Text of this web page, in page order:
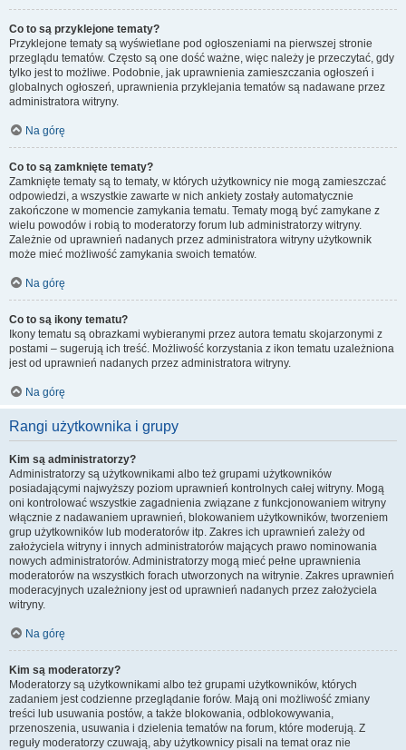
Co to są przyklejone tematy?
Przyklejone tematy są wyświetlane pod ogłoszeniami na pierwszej stronie
przeglądu tematów. Często są one dość ważne, więc należy je przeczytać, gdy
tylko jest to możliwe. Podobnie, jak uprawnienia zamieszczania ogłoszeń i
globalnych ogłoszeń, uprawnienia przyklejania tematów są nadawane przez
administratora witryny.
Na górę
Co to są zamknięte tematy?
Zamknięte tematy są to tematy, w których użytkownicy nie mogą zamieszczać
odpowiedzi, a wszystkie zawarte w nich ankiety zostały automatycznie
zakończone w momencie zamykania tematu. Tematy mogą być zamykane z
wielu powodów i robią to moderatorzy forum lub administratorzy witryny.
Zależnie od uprawnień nadanych przez administratora witryny użytkownik
może mieć możliwość zamykania swoich tematów.
Na górę
Co to są ikony tematu?
Ikony tematu są obrazkami wybieranymi przez autora tematu skojarzonymi z
postami – sugerują ich treść. Możliwość korzystania z ikon tematu uzależniona
jest od uprawnień nadanych przez administratora witryny.
Na górę
Rangi użytkownika i grupy
Kim są administratorzy?
Administratorzy są użytkownikami albo też grupami użytkowników
posiadającymi najwyższy poziom uprawnień kontrolnych całej witryny. Mogą
oni kontrolować wszystkie zagadnienia związane z funkcjonowaniem witryny
włącznie z nadawaniem uprawnień, blokowaniem użytkowników, tworzeniem
grup użytkowników lub moderatorów itp. Zakres ich uprawnień zależy od
założyciela witryny i innych administratorów mających prawo nominowania
nowych administratorów. Administratorzy mogą mieć pełne uprawnienia
moderatorów na wszystkich forach utworzonych na witrynie. Zakres uprawnień
moderacyjnych uzależniony jest od uprawnień nadanych przez założyciela
witryny.
Na górę
Kim są moderatorzy?
Moderatorzy są użytkownikami albo też grupami użytkowników, których
zadaniem jest codzienne przeglądanie forów. Mają oni możliwość zmiany
treści lub usuwania postów, a także blokowania, odblokowywania,
przenoszenia, usuwania i dzielenia tematów na forum, które moderują. Z
reguły moderatorzy czuwają, aby użytkownicy pisali na temat oraz nie